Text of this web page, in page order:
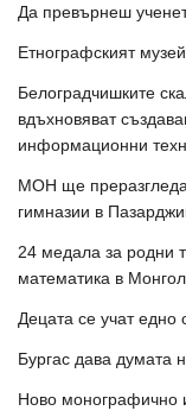
Да превърнеш
Етнографският
Белоградчишките
вдъхновяват
информационни
МОН ще
гимназии в
24 медала за родни
математика в
Децата се учат едно
Бургас дава думата
Ново монографично